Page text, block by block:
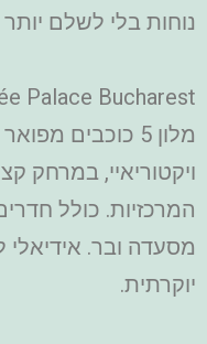
נוחות בלי לשלם יותר
מלון 5 כוכבים
ויקטוריאיי, במרחק
המרכזיות. כולל
מסעדה ובר. אידיאלי
יוקרתית.